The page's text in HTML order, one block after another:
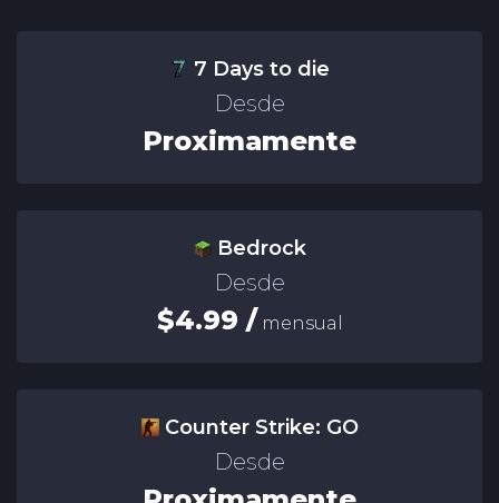
7 Days to die
Desde
Proximamente
Bedrock
Desde
$4.99 / mensual
Counter Strike: GO
Desde